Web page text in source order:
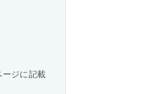
ージに記載